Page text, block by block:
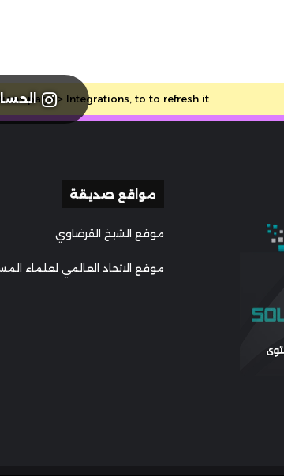
page > Integrations, to to refresh it.
مواقع صديقة
موقع الشيخ القرضاوي
موقع الاتحاد العالمي لعلماء